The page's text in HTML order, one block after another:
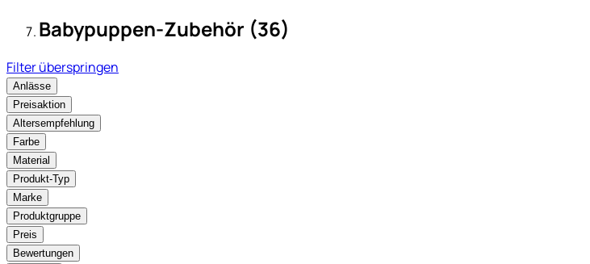
Babypuppen-Zubehör (36)
Filter überspringen
Anlässe
Preisaktion
Altersempfehlung
Farbe
Material
Produkt-Typ
Marke
Produktgruppe
Preis
Bewertungen